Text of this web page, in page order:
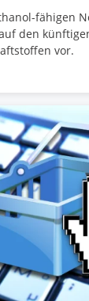
fähigen
den
vor.